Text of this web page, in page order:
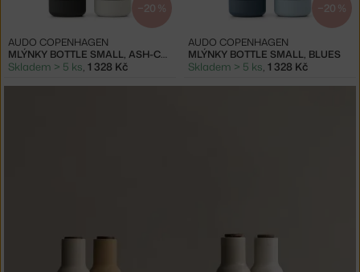
−20 %
MLÝNKY BOTTLE SMALL, ASH-CARBON
AUDO COPENHAGEN
Skladem > 5 ks, 1 328 Kč
−20 %
MLÝNKY BOTTLE SMALL, BLUES
AUDO COPENHAGEN
Skladem > 5 ks, 1 328 Kč